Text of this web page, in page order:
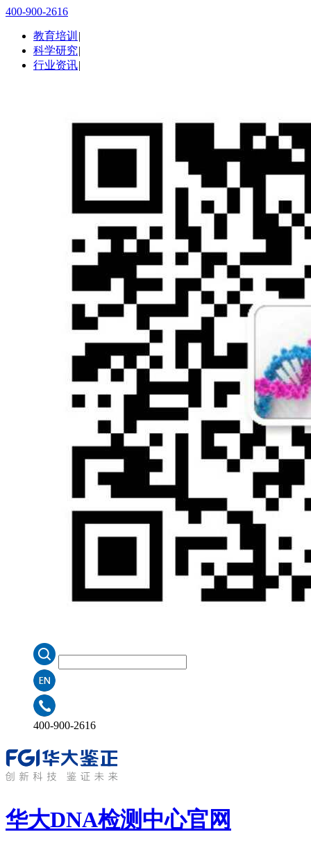
400-900-2616
教育培训 |
科学研究|
行业资讯|
400-900-2616
华大DNA检测中心官网